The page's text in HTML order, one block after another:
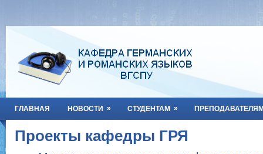
ГЛАВНАЯ НОВОСТИ » СТУДЕНТАМ »
Проекты кафедры ГРЯ